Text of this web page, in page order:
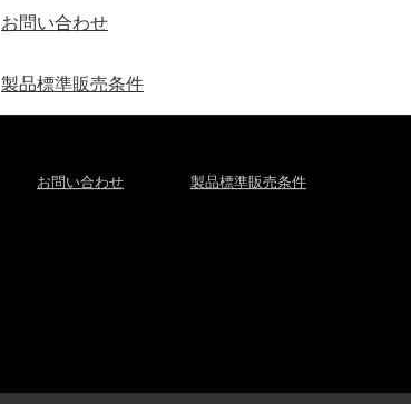
お問い合わせ
製品標準販売条件
お問い合わせ 製品標準販売条件